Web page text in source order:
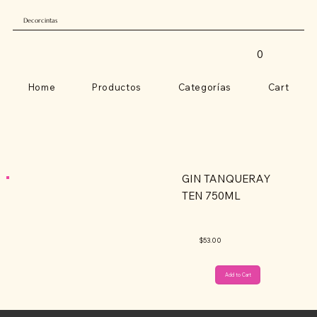
Decorcintas
Home Productos Categorías Cart
0
Add to Cart
GIN TANQUERAY
TEN 750ML
$53.00